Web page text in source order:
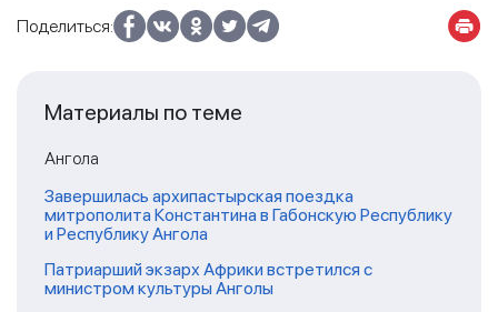
Поделиться:
Материалы по теме
Ангола
Завершилась архипастырская поездка
митрополита Константина в Габонскую Республику
и Республику Ангола
Патриарший экзарх Африки встретился с
министром культуры Анголы